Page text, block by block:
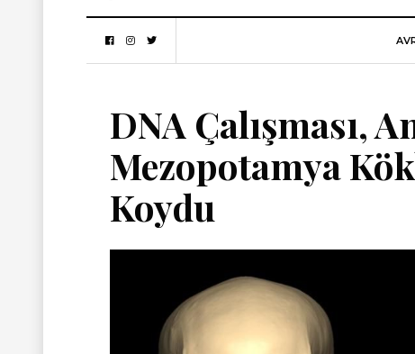
DNA Çalışması,
Mezopotamya
Koydu